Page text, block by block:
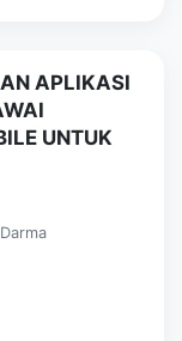
APLIKASI
UNTUK